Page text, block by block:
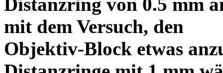
mit dem Versuch, den
Objektiv-Block etwas